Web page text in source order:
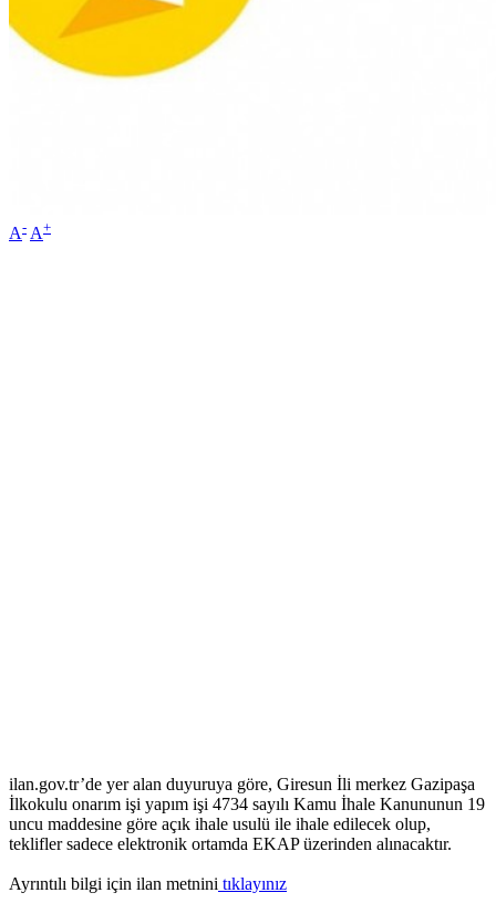
A- A+
ilan.gov.tr’de yer alan duyuruya göre, Giresun İli merkez Gazipaşa
İlkokulu onarım işi yapım işi 4734 sayılı Kamu İhale Kanununun 19
uncu maddesine göre açık ihale usulü ile ihale edilecek olup,
teklifler sadece elektronik ortamda EKAP üzerinden alınacaktır.
Ayrıntılı bilgi için ilan metnini tıklayınız